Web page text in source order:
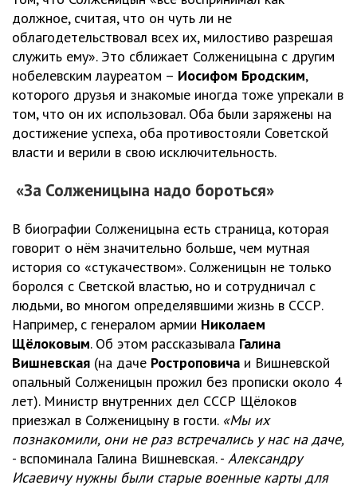
должное, считая, что он чуть ли не
облагодетельствовал всех их, милостиво разрешая
служить ему». Это сближает Солженицына с другим
нобелевским лауреатом – Иосифом Бродским,
которого друзья и знакомые иногда тоже упрекали в
том, что он их использовал. Оба были заряжены на
достижение успеха, оба противостояли Советской
власти и верили в свою исключительность.
«За Солженицына надо бороться»
В биографии Солженицына есть страница, которая
говорит о нём значительно больше, чем мутная
история со «стукачеством». Солженицын не только
боролся с Светской властью, но и сотрудничал с
людьми, во многом определявшими жизнь в СССР.
Например, с генералом армии Николаем
Щёлоковым. Об этом рассказывала Галина
Вишневская (на даче Ростроповича и Вишневской
опальный Солженицын прожил без прописки около 4
лет). Министр внутренних дел СССР Щёлоков
приезжал в Солженицыну в гости. «Мы их
познакомили, они не раз встречались у нас на даче,
- вспоминала Галина Вишневская. - Александру
Исаевичу нужны были старые военные карты для